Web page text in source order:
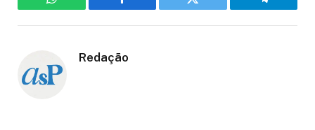
WhatsApp Facebook Twitter Telegram
Redação